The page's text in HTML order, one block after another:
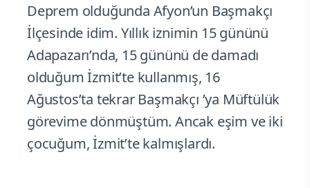
Deprem olduğunda Afyon’un Başmakçı
İlçesinde idim. Yıllık iznimin 15 gününü
Adapazarı’nda, 15 gününü de damadı
olduğum İzmit’te kullanmış, 16
Ağustos’ta tekrar Başmakçı ’ya Müftülük
görevime dönmüştüm. Ancak eşim ve iki
çocuğum, İzmit’te kalmışlardı.